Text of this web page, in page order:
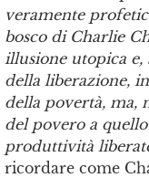
veramente
bosco di Charlie
illusione utopica e,
della liberazione,
della povertà, ma,
del povero a
produttività
ricordare come